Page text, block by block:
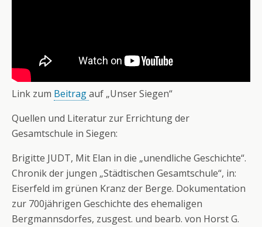
Link zum Beitragauf „Unser Siegen“
Quellen und Literatur zur Errichtung der
Gesamtschule in Siegen:
Brigitte JUDT, Mit Elan in die „unendliche Geschichte“.
Chronik der jungen „Städtischen Gesamtschule“, in:
Eiserfeld im grünen Kranz der Berge. Dokumentation
zur 700jährigen Geschichte des ehemaligen
Bergmannsdorfes, zusgest. und bearb. von Horst G.